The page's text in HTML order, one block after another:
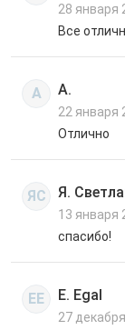
28 января
Все
А А.
22 января
Отлично
ЯС Я.
13 января
спасибо!
EE E. Egal
27